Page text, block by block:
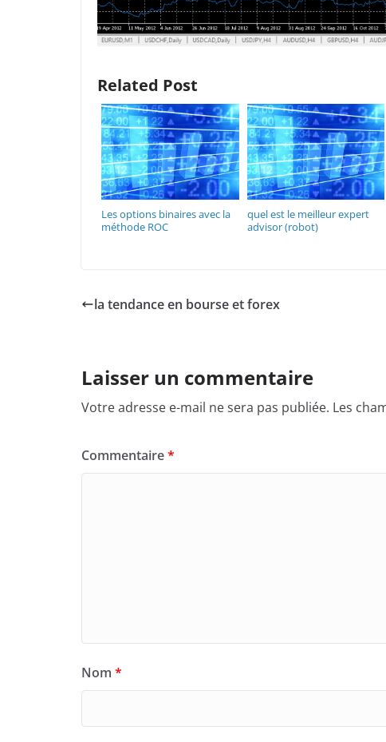
Related Post
Les options binaires avec la
méthode ROC
quel est le meilleur expert
advisor (robot)
la tendance en bourse et forex
Laisser un commentaire
Votre adresse e-mail ne sera pas publiée. Les
Commentaire*
Nom *